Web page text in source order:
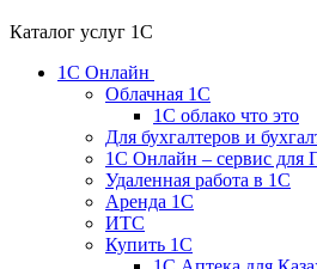
Каталог услуг 1С
1С Онлайн
Облачная 1С
1C облако что это
Для бухгалтеров и
1C Онлайн – сервис для
Удаленная работа в 1С
Аренда 1С
ИТС
Купить 1С